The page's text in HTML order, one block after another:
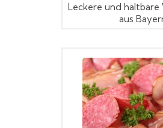
Leckere und
aus